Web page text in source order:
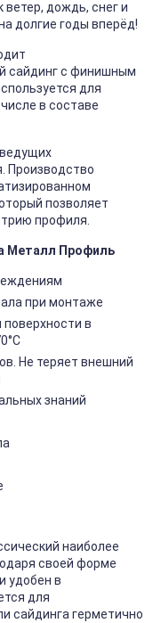
дождь, снег и
долгие годы вперёд!
сайдинг с финишным
для
в составе
Производство
позволяет
профиля.
Металл Профиль
при монтаже
в
Не теряет внешний
знаний
наиболее
своей форме
удобен в
для
сайдинга герметично